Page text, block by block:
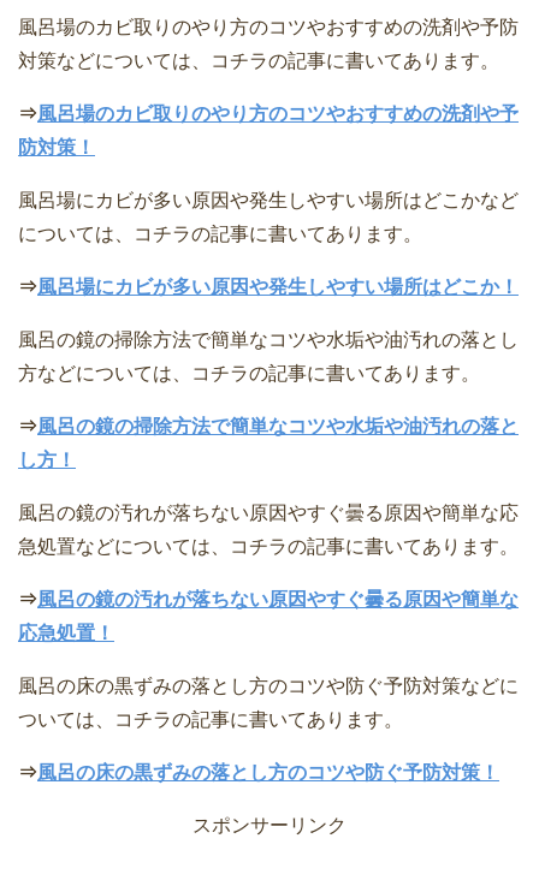
風呂場のカビ取りのやり方のコツやおすすめの洗剤や予防
対策などについては、コチラの記事に書いてあります。
⇒風呂場のカビ取りのやり方のコツやおすすめの洗剤や予
防対策！
風呂場にカビが多い原因や発生しやすい場所はどこかなど
については、コチラの記事に書いてあります。
⇒風呂場にカビが多い原因や発生しやすい場所はどこか！
風呂の鏡の掃除方法で簡単なコツや水垢や油汚れの落とし
方などについては、コチラの記事に書いてあります。
⇒風呂の鏡の掃除方法で簡単なコツや水垢や油汚れの落と
し方！
風呂の鏡の汚れが落ちない原因やすぐ曇る原因や簡単な応
急処置などについては、コチラの記事に書いてあります。
⇒風呂の鏡の汚れが落ちない原因やすぐ曇る原因や簡単な
応急処置！
風呂の床の黒ずみの落とし方のコツや防ぐ予防対策などに
ついては、コチラの記事に書いてあります。
⇒風呂の床の黒ずみの落とし方のコツや防ぐ予防対策！
スポンサーリンク